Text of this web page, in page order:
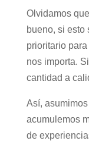
Olvidamos
bueno, si esto
prioritario
nos importa.
cantidad a
Así,
acumulemos
de